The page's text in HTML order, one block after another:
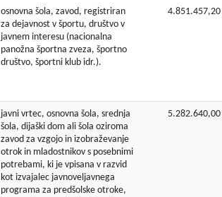
osnovna šola, zavod, registriran
za dejavnost v športu, društvo v
javnem interesu (nacionalna
panožna športna zveza, športno
društvo, športni klub idr.).
4.851.457,20
javni vrtec, osnovna šola, srednja
šola, dijaški dom ali šola oziroma
zavod za vzgojo in izobraževanje
otrok in mladostnikov s posebnimi
potrebami, ki je vpisana v razvid
kot izvajalec javnoveljavnega
programa za predšolske otroke,
5.282.640,00